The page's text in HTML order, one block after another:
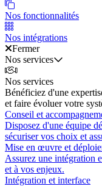
Nos fonctionnalités
Nos intégrations
Fermer
Nos services
Nos services
Bénéficiez d'une
et faire évoluer votre
Conseil et
Disposez d'une équipe
sécuriser vos choix et
Mise en œuvre et
Assurez une intégration
et à vos enjeux.
Intégration et interface